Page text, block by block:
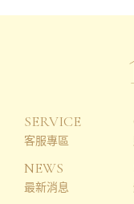
SERVICE
客服專區
NEWS
最新消息